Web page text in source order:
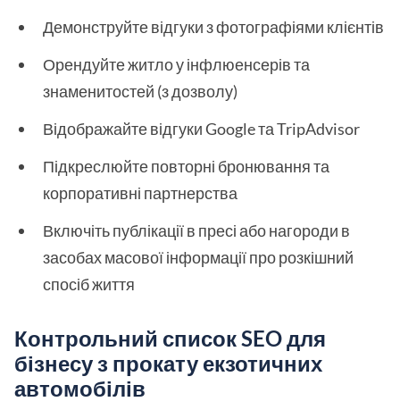
Демонструйте відгуки з фотографіями клієнтів
Орендуйте житло у інфлюенсерів та
знаменитостей (з дозволу)
Відображайте відгуки Google та TripAdvisor
Підкреслюйте повторні бронювання та
корпоративні партнерства
Включіть публікації в пресі або нагороди в
засобах масової інформації про розкішний
спосіб життя
Контрольний список SEO для
бізнесу з прокату екзотичних
автомобілів